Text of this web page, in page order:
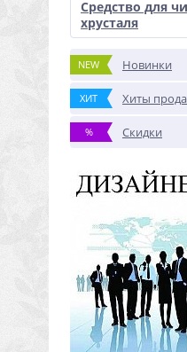
Средство для
хрусталя
NEW Новинки
ХИТ Хиты
% Скидки